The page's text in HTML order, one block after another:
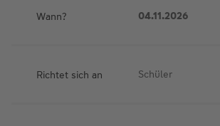
Wann? 04.11.2026
Richtet sich an Schüler